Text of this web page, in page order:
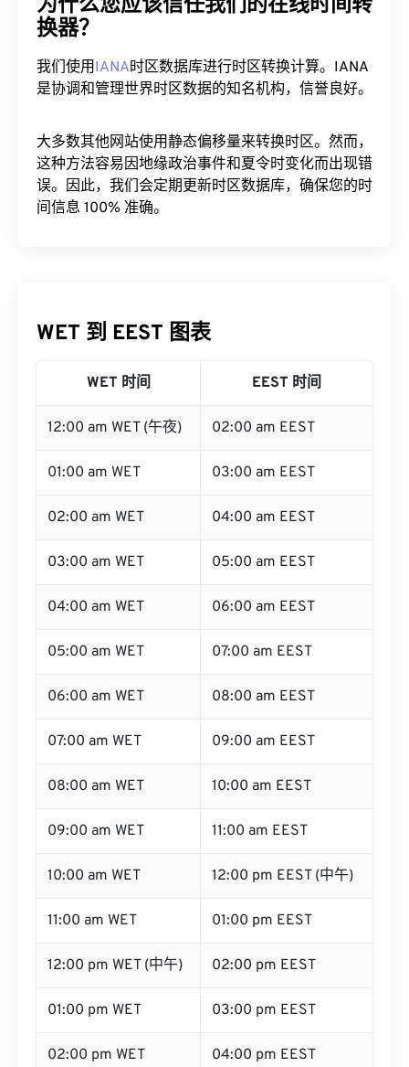
我们使用
大多数其他网站使用静态偏移量来转换时区。然而，
误。因此，我们会定期更新时区数据库，确保您的时
间信息 100% 准确。
WET 时间
12:00 am WET (午夜) 02:00 am EEST
01:00 am WET 03:00 am EEST
02:00 am WET 04:00 am EEST
03:00 am WET 05:00 am EEST
04:00 am WET 06:00 am EEST
05:00 am WET 07:00 am EEST
06:00 am WET 08:00 am EEST
07:00 am WET 09:00 am EEST
08:00 am WET 10:00 am EEST
09:00 am WET 11:00 am EEST
10:00 am WET 12:00 pm EEST (中午)
11:00 am WET 01:00 pm EEST
12:00 pm WET (中午) 02:00 pm EEST
01:00 pm WET 03:00 pm EEST
02:00 pm WET 04:00 pm EEST
03:00 pm WET 05:00 pm EEST